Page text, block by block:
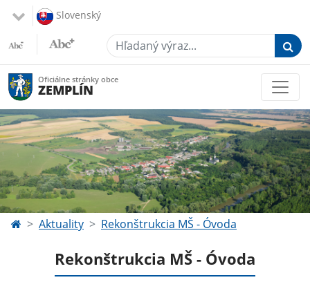
Slovenský
Hľadaný výraz...
Oficiálne stránky obce
ZEMPLÍN
Aktuality Rekonštrukcia MŠ - Óvoda
Rekonštrukcia MŠ - Óvoda